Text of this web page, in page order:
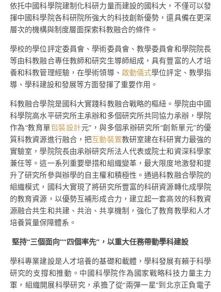
依托中國科學院建制化科研力量而建設的國科大，不僅可以發
揮中國科學院各科研院所強大的科技創新優勢，還具備在更深
層次的機構與制度層面探索科教融合的條件。
學校的學位評定委員會、學術委員會、教學委員會和學院院長
等由科教融合專任教師和研究生導師組成，具有豐富的人才培
養和科教管理經驗，在學術領導、 啟動儀式學位評定、教學指
導、學科建設和發展等方面發揮了重要作用。
科教融合學院是國科大實踐科教融合戰略的樞紐。學院由中國
科學院高水平研究所主承辦和多個研究所共同協力承辦，學院
作為“教育單包裝設計元”，與多個承辦研究所“創新單元”的優
質科教資源進行融合，把互動裝置教研室建在科研實力最強的
實驗室，學院院長由承辦研究所法人代表或院士和資深科學家
兼任等。這一系列重要舉措和組織變革，最大限度地激發和提
升了研究所參與辦學的自主權和積極性。通過科教融合學院的
組織模式，國科大實現了將研究所豐富的科研資源轉化成學院
的教育資源，以優勢互補形成合力，建立起一套高效的科教資
源融合共生和共建、共治、共享機制，強化了教育教學和人才
培養質量保障體系。
堅持“三個面向”“四個率先”，以重大任務帶動學科建設
學科專業建設是人才培養的基礎和載體，學科發展有賴于科學
研究的支撐和推動。中國科學院作為國家戰略科技力量主力
軍，組織開展科學研究，承擔了從“兩彈一星”到北京正負電子